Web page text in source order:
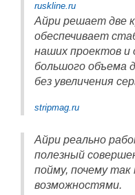
ruskline.ru
Айри решает две
обеспечивает
наших проектов и
большого объема
без увеличения
stripmag.ru
Айри реально
полезный
пойму, почему
возможностями.